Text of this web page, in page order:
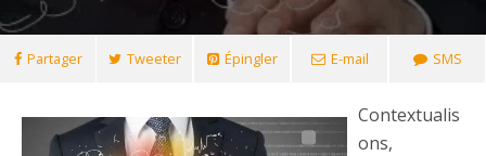
Partager Tweeter Épingler E-mail SMS
Contextualis
ons,